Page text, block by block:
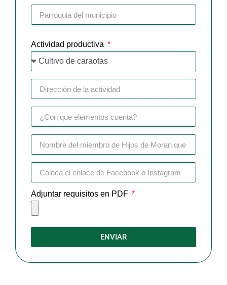
Actividad productiva
Adjuntar requisitos en PDF
ENVIAR